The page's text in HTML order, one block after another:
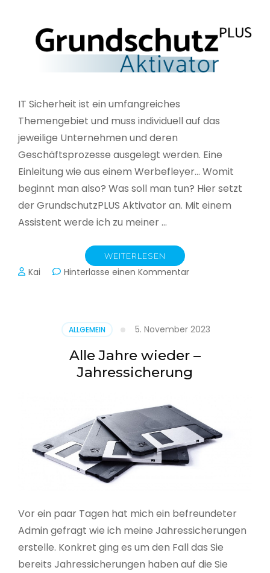
IT Sicherheit ist ein umfangreiches
Themengebiet und muss individuell auf das
jeweilige Unternehmen und deren
Geschäftsprozesse ausgelegt werden. Eine
Einleitung wie aus einem Werbefleyer… Womit
beginnt man also? Was soll man tun? Hier setzt
der GrundschutzPLUS Aktivator an. Mit einem
Assistent werde ich zu meiner …
WEITERLESEN
Kai Hinterlasse einen Kommentarzu
ALLGEMEIN 5. November 2023
Alle Jahre wieder –
Jahressicherung
Vor ein paar Tagen hat mich ein befreundeter
Admin gefragt wie ich meine Jahressicherungen
erstelle. Konkret ging es um den Fall das Sie
bereits Jahressicherungen haben auf die Sie